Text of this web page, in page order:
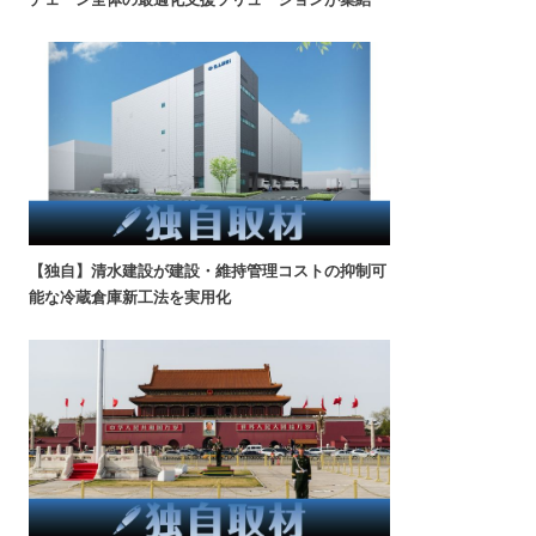
【独自】清水建設が建設・維持管理コストの抑制可
能な冷蔵倉庫新工法を実用化